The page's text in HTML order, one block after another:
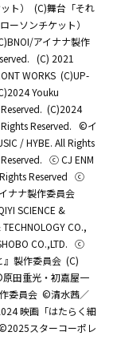
ト）
(C)舞台「それ
ーソンチケット）
アイナナ製作
(C) 2021
WORKS (C)UP-
Youku
(C)2024
Reserved. ©イ
/ HYBE. All Rights
ⓒ CJ ENM
Reserved ⓒ
ナナ製作委員会
SCIENCE &
CO.,
CO.,LTD. ⓒ
』製作委員会 (C)
田重光・初嘉屋一
委員会 ©清水茜／
映画「はたらく細
スターコーポレ